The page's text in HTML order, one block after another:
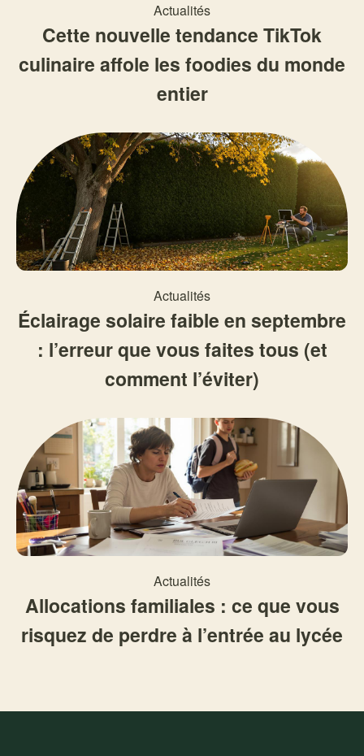
Actualités
Cette nouvelle tendance TikTok
culinaire affole les foodies du monde
entier
Actualités
Éclairage solaire faible en septembre
: l’erreur que vous faites tous (et
comment l’éviter)
Actualités
Allocations familiales : ce que vous
risquez de perdre à l’entrée au lycée